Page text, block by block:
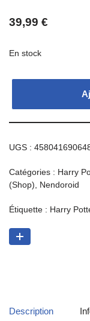
39,99 €
En stock
UGS :
Catégories : Harry
(Shop), Nendoroid
Étiquette : Harry
Description